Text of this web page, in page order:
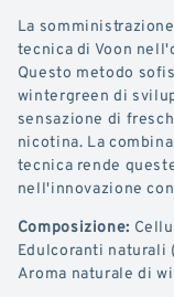
La
tecnica di Voon
Questo metodo
wintergreen di
sensazione di
nicotina. La
tecnica rende
nell'innovazione
Composizione:
Edulcoranti naturali
Aroma naturale di